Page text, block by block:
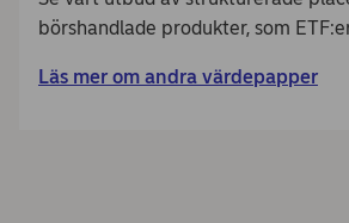
börshandlade produkter, som
Läs mer om andra värdepapper